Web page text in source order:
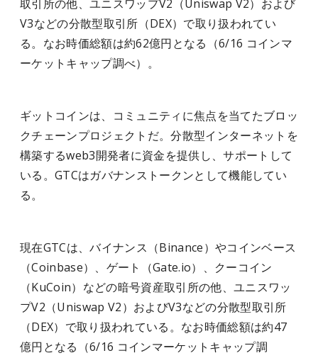
取引所の他、ユニスワップV2（Uniswap V2）および
V3などの分散型取引所（DEX）で取り扱われてい
る。なお時価総額は約62億円となる（6/16 コインマ
ーケットキャップ調べ）。
ギットコインは、コミュニティに焦点を当てたブロッ
クチェーンプロジェクトだ。分散型インターネットを
構築するweb3開発者に資金を提供し、サポートして
いる。GTCはガバナンストークンとして機能してい
る。
現在GTCは、バイナンス（Binance）やコインベース
（Coinbase）、ゲート（Gate.io）、クーコイン
（KuCoin）などの暗号資産取引所の他、ユニスワッ
プV2（Uniswap V2）およびV3などの分散型取引所
（DEX）で取り扱われている。なお時価総額は約47
億円となる（6/16 コインマーケットキャップ調